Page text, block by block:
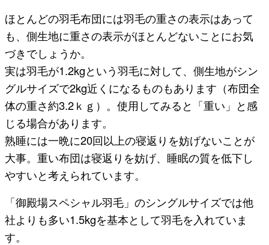
ほとんどの羽毛布団には羽毛の重さの表示はあって
も、側生地に重さの表示がほとんどないことにお気
づきでしょうか。
実は羽毛が1.2kgという羽毛に対して、側生地がシン
グルサイズで2kg近くになるものもあります（布団全
体の重さ約3.2ｋｇ）。使用してみると「重い」と感
じる場合があります。
熟睡には一晩に20回以上の寝返りを妨げないことが
大事。重い布団は寝返りを妨げ、睡眠の質を低下し
やすいと考えられています。
「御殿場スペシャル羽毛」のシングルサイズでは他
社よりも多い1.5kgを基本として羽毛を入れていま
す。